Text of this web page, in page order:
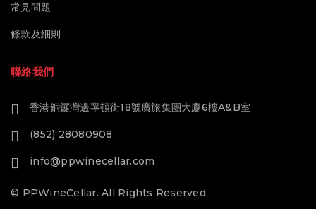
常見問題
條款及細則
聯絡我們
香港銅鑼灣邊寧頓街18號廣旅集團大廈6樓A&B室
(852) 28080908
info@ppwinecellar.com
© PPWineCellar. All Rights Reserved